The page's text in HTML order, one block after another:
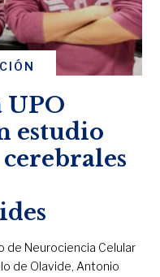
UPO
estudio
Neurociencia Celular
de Olavide, Antonio